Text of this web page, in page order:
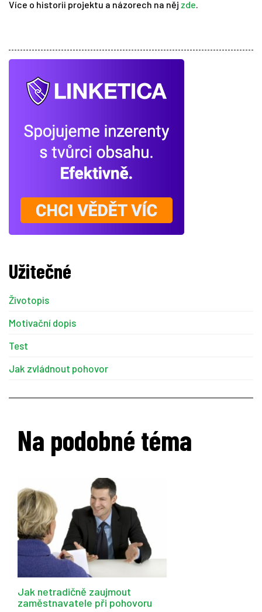
Více o historii projektu a názorech na něj zde.
Užitečné
Životopis
Motivační dopis
Test
Jak zvládnout pohovor
Na podobné téma
Jak netradičně zaujmout
zaměstnavatele při pohovoru